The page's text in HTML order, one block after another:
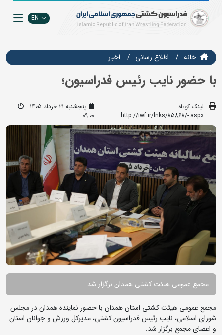
EN
خانه اطلاع رسانی اخبار
با حضور نایب رئیس فدراسیون؛
لینک کوتاه:
http://iwf.ir/lnks/85868/-.aspx
پنجشنبه ۲۱ خرداد ۱۴۰۵
09:00
مجمع عمومی هیئت کشتی همدان برگزار شد
مجمع عمومی هیئت کشتی استان همدان با حضور نماینده همدان در مجلس
شورای اسلامی، نایب رئیس فدراسیون کشتی، مدیرکل ورزش و جوانان استان
و اعضای مجمع برگزار شد.